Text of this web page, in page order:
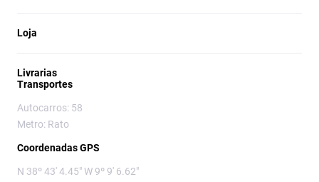
Loja
Livrarias
Transportes
Autocarros: 58
Metro: Rato
Coordenadas GPS
N 38º 43' 4.45" W 9º 9' 6.62"